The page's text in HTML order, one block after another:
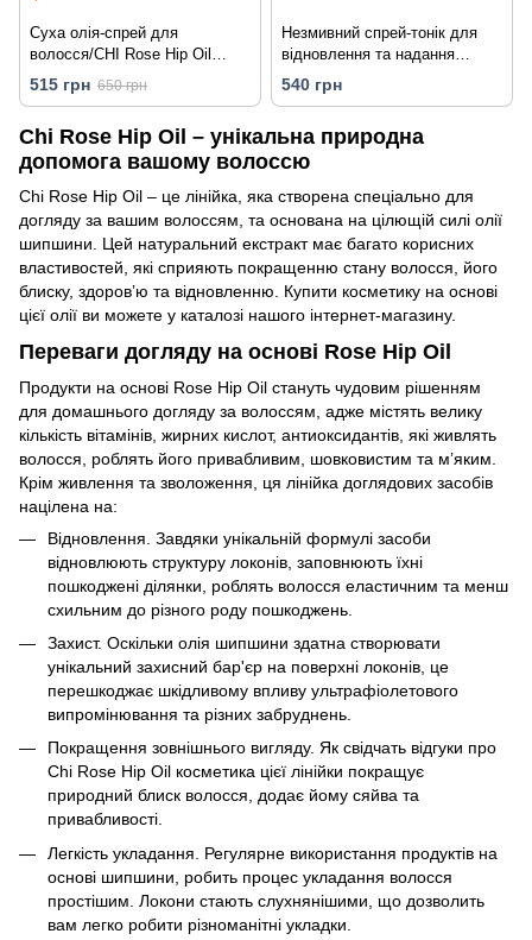
Суха олія-спрей для
волосся/CHI Rose Hip Oil
Color Nurture Dry UV Protecting
Oil 150 г
515 грн 650 грн
Незмивний спрей-тонік для
відновлення та надання
блиску/CHI Rose Hip Repair
and Shine Leave-in Tonic
540 грн
Chi Rose Hip Oil – унікальна природна
допомога вашому волоссю
Chi Rose Hip Oil – це лінійка, яка створена спеціально для
догляду за вашим волоссям, та основана на цілющій силі олії
шипшини. Цей натуральний екстракт має багато корисних
властивостей, які сприяють покращенню стану волосся, його
блиску, здоровʼю та відновленню. Купити косметику на основі
цієї олії ви можете у каталозі нашого інтернет-магазину.
Переваги догляду на основі Rose Hip Oil
Продукти на основі Rose Hip Oil стануть чудовим рішенням
для домашнього догляду за волоссям, адже містять велику
кількість вітамінів, жирних кислот, антиоксидантів, які живлять
волосся, роблять його привабливим, шовковистим та мʼяким.
Крім живлення та зволоження, ця лінійка доглядових засобів
націлена на:
Відновлення. Завдяки унікальній формулі засоби
відновлюють структуру локонів, заповнюють їхні
пошкоджені ділянки, роблять волосся еластичним та менш
схильним до різного роду пошкоджень.
Захист. Оскільки олія шипшини здатна створювати
унікальний захисний бар'єр на поверхні локонів, це
перешкоджає шкідливому впливу ультрафіолетового
випромінювання та різних забруднень.
Покращення зовнішнього вигляду. Як свідчать відгуки про
Chi Rose Hip Oil косметика цієї лінійки покращує
природний блиск волосся, додає йому сяйва та
привабливості.
Легкість укладання. Регулярне використання продуктів на
основі шипшини, робить процес укладання волосся
простішим. Локони стають слухнянішими, що дозволить
вам легко робити різноманітні укладки.